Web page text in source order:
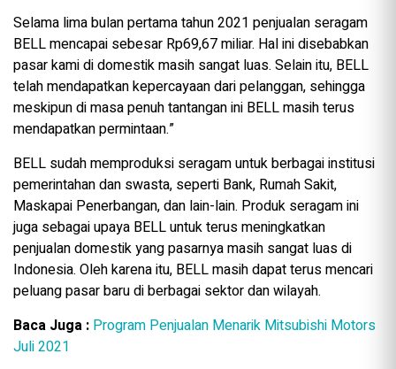
Selama lima bulan pertama tahun 2021 penjualan seragam
BELL mencapai sebesar Rp69,67 miliar. Hal ini disebabkan
pasar kami di domestik masih sangat luas. Selain itu, BELL
telah mendapatkan kepercayaan dari pelanggan, sehingga
meskipun di masa penuh tantangan ini BELL masih terus
mendapatkan permintaan.”
BELL sudah memproduksi seragam untuk berbagai institusi
pemerintahan dan swasta, seperti Bank, Rumah Sakit,
Maskapai Penerbangan, dan lain-lain. Produk seragam ini
juga sebagai upaya BELL untuk terus meningkatkan
penjualan domestik yang pasarnya masih sangat luas di
Indonesia. Oleh karena itu, BELL masih dapat terus mencari
peluang pasar baru di berbagai sektor dan wilayah.
Baca Juga : Program Penjualan Menarik Mitsubishi Motors
Juli 2021